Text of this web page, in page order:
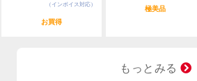
託販売）
（インボイス対応）
お買得
極美品
もっとみる